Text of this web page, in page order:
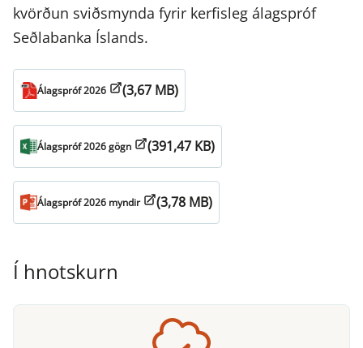
kvörðun sviðsmynda fyrir kerfisleg álagspróf
Seðlabanka Íslands.
Álagspróf 2026 (3,67 MB)
Álagspróf 2026 gögn (391,47 KB)
Álagspróf 2026 myndir (3,78 MB)
Í hnotskurn